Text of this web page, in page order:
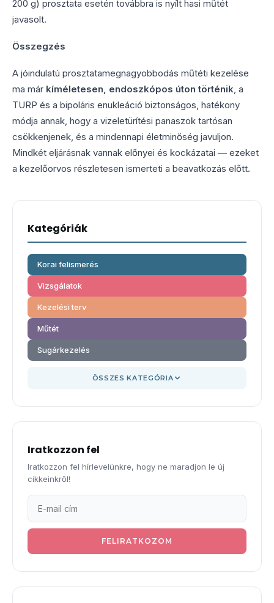
200 g) prosztata esetén továbbra is nyílt hasi műtét
javasolt.
Összegzés
A jóindulatú prosztatamegnagyobbodás műtéti kezelése
ma már kíméletesen, endoszkópos úton történik, a
TURP és a bipoláris enukleáció biztonságos, hatékony
módja annak, hogy a vizeletürítési panaszok tartósan
csökkenjenek, és a mindennapi életminőség javuljon.
Mindkét eljárásnak vannak előnyei és kockázatai — ezeket
a kezelőorvos részletesen ismerteti a beavatkozás előtt.
Kategóriák
Korai felismerés
Vizsgálatok
Kezelési terv
Műtét
Sugárkezelés
ÖSSZES KATEGÓRIA
Iratkozzon fel
Iratkozzon fel hírlevelünkre, hogy ne maradjon le új
cikkeinkről!
FELIRATKOZOM